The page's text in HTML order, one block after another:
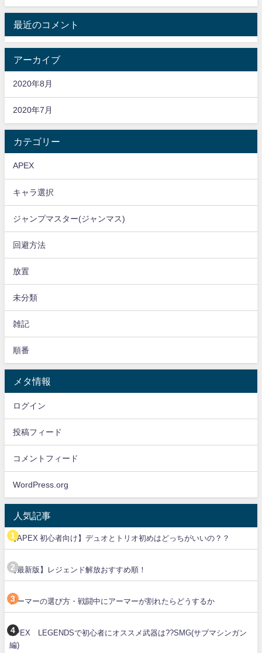
最近のコメント
アーカイブ
2020年8月
2020年7月
カテゴリー
APEX
キャラ選択
ジャンプマスター(ジャンマス)
回避方法
放置
未分類
雑記
順番
メタ情報
ログイン
投稿フィード
コメントフィード
WordPress.org
人気記事
【APEX 初心者向け】デュオとトリオ初めはどっちがいいの？？
【最新版】レジェンド解放おすすめ順！
アーマーの選び方・戦闘中にアーマーが割れたらどうするか
APEX LEGENDSで初心者にオススメ武器は??SMG(サブマシンガン
編)